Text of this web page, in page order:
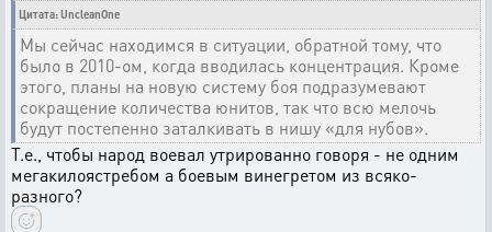
Цитата: UncleanOne
Мы сейчас находимся в ситуации, обратной тому, что
было в 2010-ом, когда вводилась концентрация. Кроме
этого, планы на новую систему боя подразумевают
сокращение количества юнитов, так что всю мелочь
будут постепенно заталкивать в нишу «для нубов».
Т.е., чтобы народ воевал утрированно говоря - не одним
мегакилоястребом а боевым винегретом из всяко-
разного?